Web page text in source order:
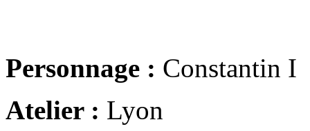
Personnage : Constantin I
Atelier : Lyon